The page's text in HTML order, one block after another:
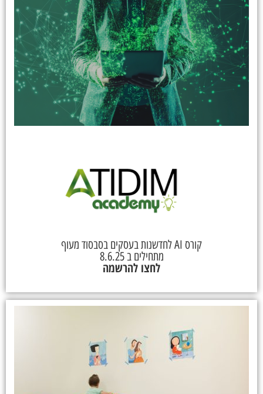
קורס AI לחדשנות בעסקים בסבסוד מעוף
מתחילים ב 8.6.25
לחצו להרשמה